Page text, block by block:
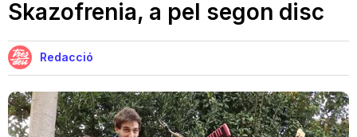
Discos
Videoclips
Cinema i Televisió
Skazofrenia, a pel segon disc
Redacció